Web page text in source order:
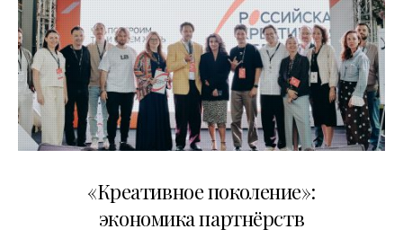
«Креативное поколение»:
экономика партнёрств